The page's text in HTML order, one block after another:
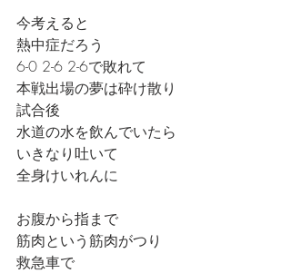
今考えると
熱中症だろう
6-0 2-6 2-6で敗れて
本戦出場の夢は砕け散り
試合後
水道の水を飲んでいたら
いきなり吐いて
全身けいれんに
お腹から指まで
筋肉という筋肉がつり
救急車で